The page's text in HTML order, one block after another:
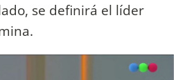
se definirá el líder